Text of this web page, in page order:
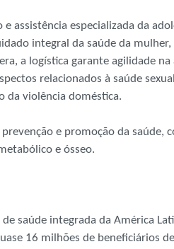
assistência especializada da
integral da saúde da
a logística garante agilidade na
relacionados à saúde
da violência doméstica.
e promoção da saúde,
e ósseo.
saúde integrada da América
16 milhões de beneficiários